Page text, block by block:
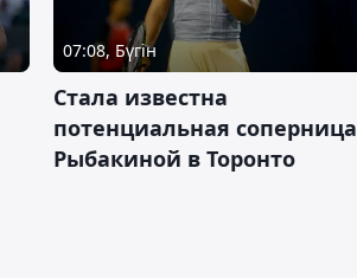
07:08, Бүгін
Cтала известна
потенциальная соперница
Рыбакиной в Торонто